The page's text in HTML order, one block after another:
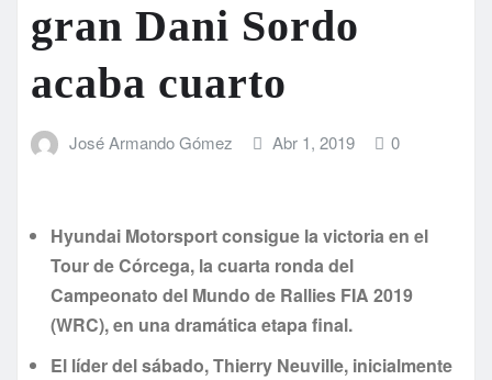
gran Dani Sordo
acaba cuarto
José Armando Gómez Abr 1, 2019 0
Hyundai Motorsport consigue la victoria en el
Tour de Córcega, la cuarta ronda del
Campeonato del Mundo de Rallies FIA 2019
(WRC), en una dramática etapa final.
El líder del sábado, Thierry Neuville, inicialmente